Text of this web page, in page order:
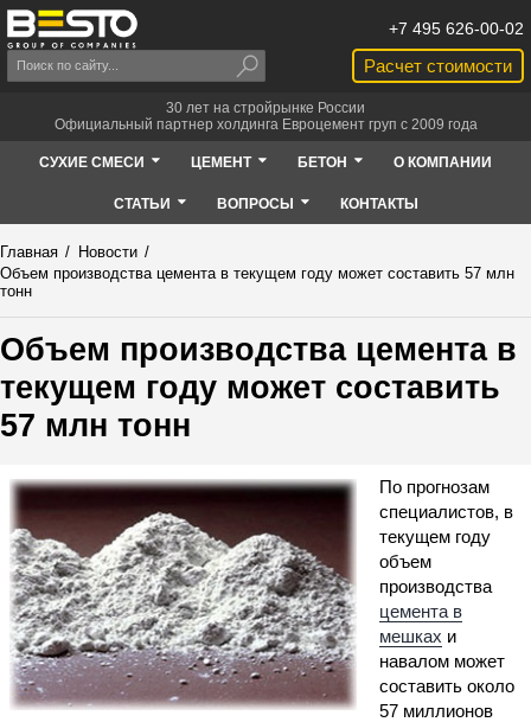
Расчет стоимости
+7 495 626-00-02
30 лет на стройрынке России
Официальный партнер холдинга Евроцемент груп с 2009 года
СУХИЕ СМЕСИ ЦЕМЕНТ БЕТОН О КОМПАНИИ
СТАТЬИ ВОПРОСЫ КОНТАКТЫ
Главная / Новости /
Объем производства цемента в текущем году может составить 57 млн
тонн
Объем производства цемента в
текущем году может составить
57 млн тонн
По прогнозам
специалистов, в
текущем году
объем
производства
цемента в
мешках и
навалом может
составить около
57 миллионов